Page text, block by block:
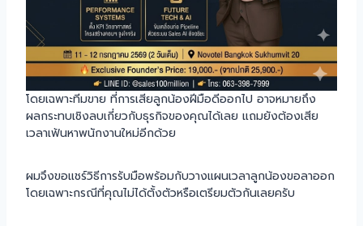
โดยเฉพาะทีมขาย ที่การเสียลูกน้องฝีมือดีออกไป อาจหมายถึง
ผลกระทบเชิงลบเกี่ยวกับธุรกิจของคุณได้เลย แถมยังต้องเสีย
เวลาเฟ้นหาพนักงานใหม่อีกด้วย
ผมจึงขอแชร์วิธีการรับมือพร้อมกับวางแผนเวลาลูกน้องขอลาออก
โดยเฉพาะกรณีที่คุณไม่ได้ตั้งตัวหรือเตรียมตัวกันเลยครับ